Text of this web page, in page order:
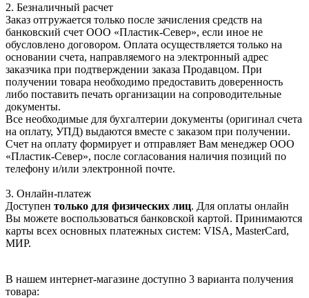
2. Безналичный расчет
Заказ отгружается только после зачисления средств на
банковский счет ООО «Пластик-Север», если иное не
обусловлено договором. Оплата осуществляется только на
основании счета, направляемого на электронный адрес
заказчика при подтверждении заказа Продавцом. При
получении товара необходимо предоставить доверенность
либо поставить печать организации на сопроводительные
документы.
Все необходимые для бухгалтерии документы (оригинал счета
на оплату, УПД) выдаются вместе с заказом при получении.
Счет на оплату формирует и отправляет Вам менеджер ООО
«Пластик-Север», после согласования наличия позиций по
телефону и/или электронной почте.
3. Онлайн-платеж
Доступен только для физических лиц. Для оплаты онлайн
Вы можете воспользоваться банковской картой. Принимаются
карты всех основных платежных систем: VISA, MasterCard,
МИР.
В нашем интернет-магазине доступно 3 варианта получения
товара: